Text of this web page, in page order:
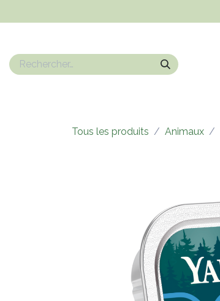
Tous les produits Animaux